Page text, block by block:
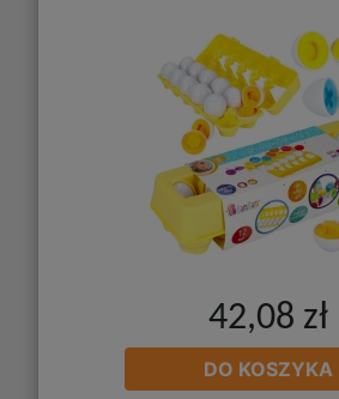
42,08 zł
DO KOSZYKA